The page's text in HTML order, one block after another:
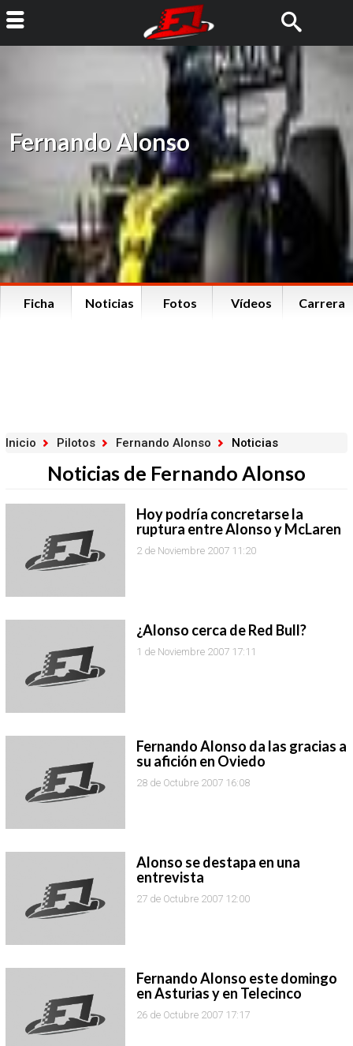
Fernando Alonso
Ficha Noticias Fotos Vídeos Carrera
Inicio Pilotos Fernando Alonso Noticias
Noticias de Fernando Alonso
Hoy podría concretarse la
ruptura entre Alonso y McLaren
2 de Noviembre 2007 11:20
¿Alonso cerca de Red Bull?
1 de Noviembre 2007 17:11
Fernando Alonso da las gracias a
su afición en Oviedo
28 de Octubre 2007 16:08
Alonso se destapa en una
entrevista
27 de Octubre 2007 12:00
Fernando Alonso este domingo
en Asturias y en Telecinco
26 de Octubre 2007 17:17